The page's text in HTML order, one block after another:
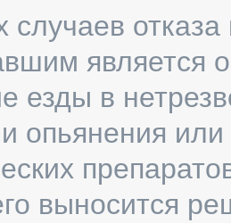
случаев
езды в
опьянения
выносится